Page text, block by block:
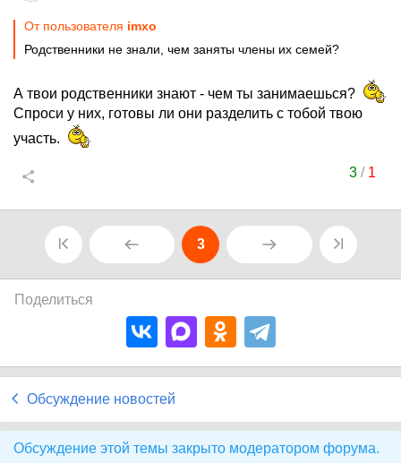
От пользователя imxo
Родственники не знали, чем заняты члены их семей?
А твои родственники знают - чем ты занимаешься?
Спроси у них, готовы ли они разделить с тобой твою
участь.
3/ 1
3
Поделиться
Обсуждение новостей
Обсуждение этой темы закрыто модератором форума.